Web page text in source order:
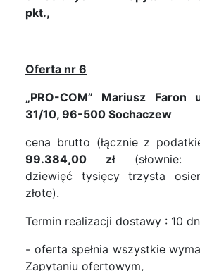
pkt.,
Oferta nr 6
„PRO-COM” Mariusz Faron
31/10, 96-500 Sochaczew
cena brutto (łącznie z
99.384,00 zł(słownie:
dziewięć tysięcy trzysta
złote).
Termin realizacji dostawy : 10
- oferta spełnia wszystkie
Zapytaniu ofertowym,